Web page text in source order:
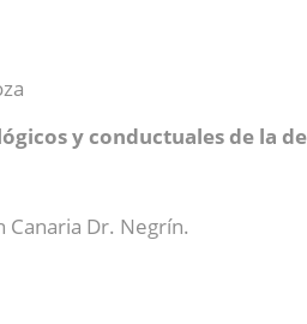
y conductuales de la
Dr. Negrín.